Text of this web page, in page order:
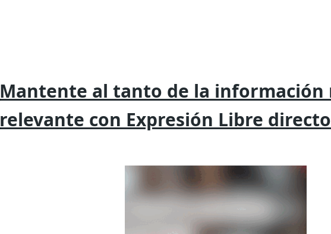
Mantente al tanto de la información
relevante con Expresión Libre